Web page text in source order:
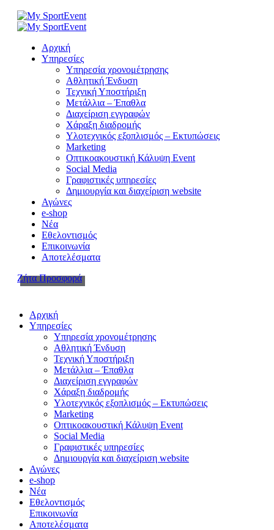
Αρχική
Υπηρεσίες
Υπηρεσία χρονομέτρησης
Aθλητική Ένδυση
Τεχνική Υποστήριξη
Μετάλλια – Έπαθλα
Διαχείριση εγγραφών
Χάραξη διαδρομής
Υλοτεχνικός εξοπλισμός – Εκτυπώσεις
Marketing
Οπτικοακουστική Κάλυψη Event
Social Media
Γραφιστικές υπηρεσίες
Δημιουργία και διαχείριση website
Αγώνες
e-shop
Νέα
Εθελοντισμός
Επικοινωνία
Αποτελέσματα
Ζήτα Προσφορά
Αρχική
Υπηρεσίες
Υπηρεσία χρονομέτρησης
Aθλητική Ένδυση
Τεχνική Υποστήριξη
Μετάλλια – Έπαθλα
Διαχείριση εγγραφών
Χάραξη διαδρομής
Υλοτεχνικός εξοπλισμός – Εκτυπώσεις
Marketing
Οπτικοακουστική Κάλυψη Event
Social Media
Γραφιστικές υπηρεσίες
Δημιουργία και διαχείριση website
Αγώνες
e-shop
Νέα
Εθελοντισμός
Επικοινωνία
Αποτελέσματα